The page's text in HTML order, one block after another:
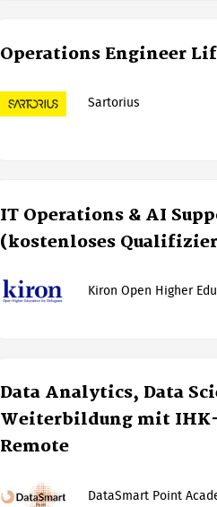
Operations Engineer
Sartorius
IT Operations & AI
(kostenloses
Kiron Open Higher
Data Analytics, Data
Weiterbildung mit
Remote
DataSmart Point